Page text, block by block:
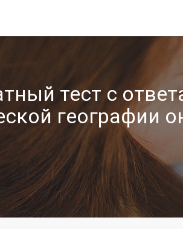
тест с
географии